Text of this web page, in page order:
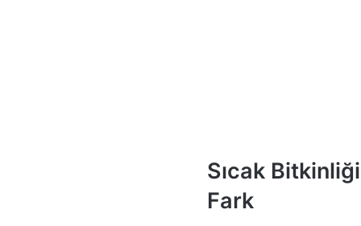
Sıcak
Fark